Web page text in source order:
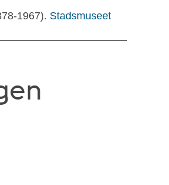
1967). Stadsmuseet